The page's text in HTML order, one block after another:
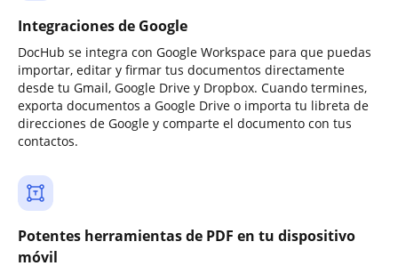
Integraciones de Google
DocHub se integra con Google Workspace para que puedas
importar, editar y firmar tus documentos directamente
desde tu Gmail, Google Drive y Dropbox. Cuando termines,
exporta documentos a Google Drive o importa tu libreta de
direcciones de Google y comparte el documento con tus
contactos.
Potentes herramientas de PDF en tu dispositivo
móvil